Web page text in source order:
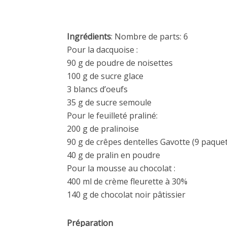
Ingrédients: Nombre de parts: 6
Pour la dacquoise :
90 g de poudre de noisettes
100 g de sucre glace
3 blancs d’oeufs
35 g de sucre semoule
Pour le feuilleté praliné:
200 g de pralinoise
90 g de crêpes dentelles Gavotte (9
40 g de pralin en poudre
Pour la mousse au chocolat :
400 ml de crème fleurette à 30%
140 g de chocolat noir pâtissier
Préparation